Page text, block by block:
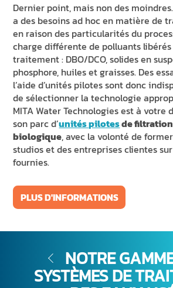
Dernier point, mais non des
a des besoins ad hoc en matière de
en raison des particularités du
charge différente de polluants libérés
traitement : DBO/DCO, solides en
phosphore, huiles et graisses. Des
l’aide d’unités pilotes sont donc
de sélectionner la technologie
MITA Water Technologies est à votre
son parc d’unités pilotesde
biologique, avec la volonté de
studios et des entreprises clientes
fournies.
PLUS D'INFORMATIONS
NOTRE
SYSTÈMES DE